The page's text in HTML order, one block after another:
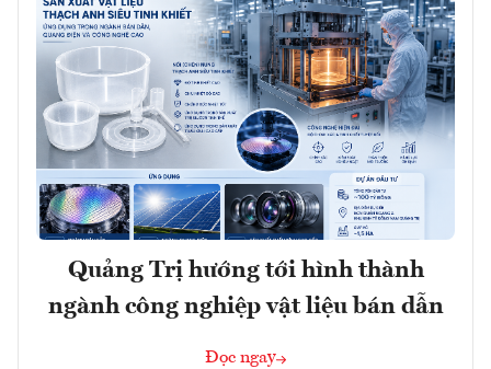
Quảng Trị hướng tới hình thành
ngành công nghiệp vật liệu bán dẫn
Đọc ngay